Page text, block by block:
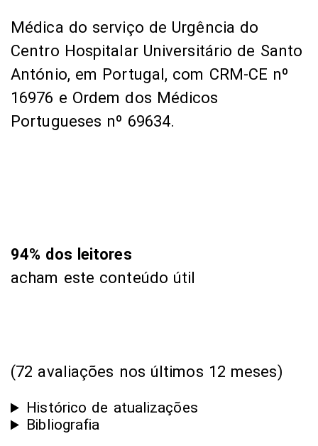
Médica do serviço de Urgência do
Centro Hospitalar Universitário de Santo
António, em Portugal, com CRM-CE nº
16976 e Ordem dos Médicos
Portugueses nº 69634.
94% dos leitores
acham este conteúdo útil
(72 avaliações nos últimos 12 meses)
Histórico de atualizações
Bibliografia